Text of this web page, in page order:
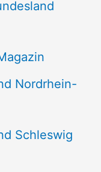
Nordrhein-
Schleswig